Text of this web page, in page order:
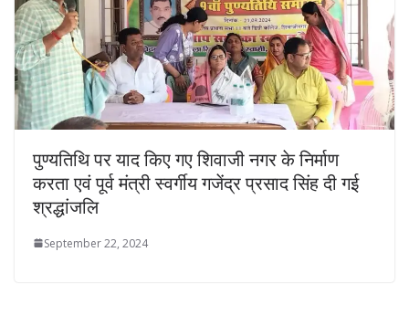
पुण्यतिथि पर याद किए गए शिवाजी नगर के निर्माण
करता एवं पूर्व मंत्री स्वर्गीय गजेंद्र प्रसाद सिंह दी गई
श्रद्धांजलि
September 22, 2024